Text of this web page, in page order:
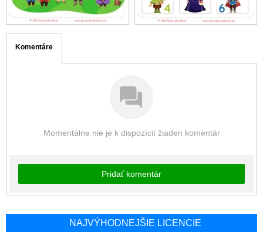
NAJVÝHODNEJŠIE LICENCIE
Komentáre
Momentálne nie je k dispozícií žiaden komentár
Pridať komentár